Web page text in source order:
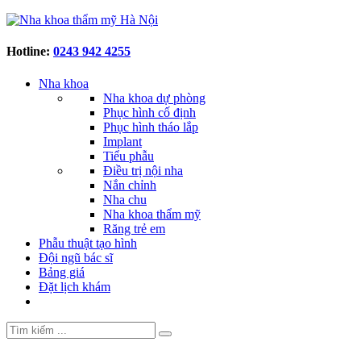
Hotline: 0243 942 4255
Nha khoa
Nha khoa dự phòng
Phục hình cố định
Phục hình tháo lắp
Implant
Tiểu phẫu
Điều trị nội nha
Nắn chỉnh
Nha chu
Nha khoa thẩm mỹ
Răng trẻ em
Phẫu thuật tạo hình
Đội ngũ bác sĩ
Bảng giá
Đặt lịch khám